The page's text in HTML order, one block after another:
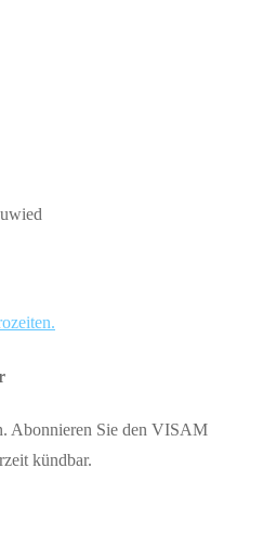
Abonnieren Sie den VISAM
kündbar.